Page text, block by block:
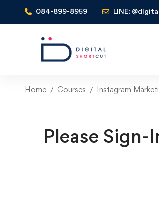
084-899-8959 LINE:
Home Courses Instagram
Please